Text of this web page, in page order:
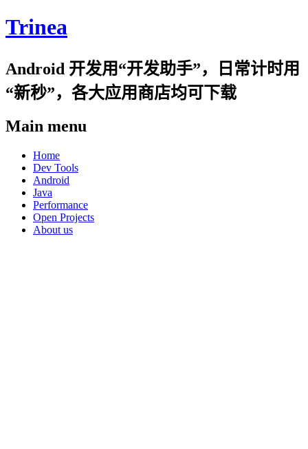
Trinea
Android 开发用“开发助手”，日常计时用
“新秒”，各大应用商店均可下载
Main menu
Skip
content
Home
Dev Tools
Android
Java
Performance
Open Projects
About us